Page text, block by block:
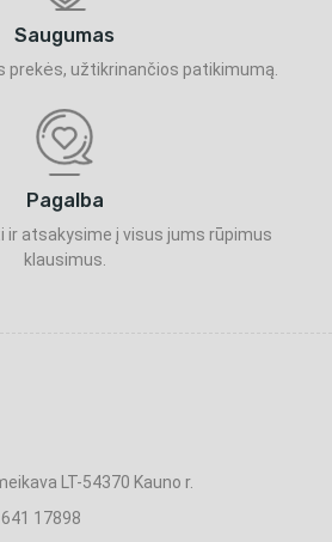
Saugumas
prekės, užtikrinančios patikimumą.
Pagalba
ir atsakysime į visus jums rūpimus
klausimus.
LT-54370 Kauno r.
17898